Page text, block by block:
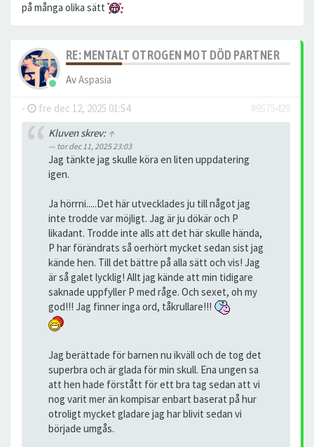
på många olika sätt
RE: MENTALT OTROGEN MOT DÖD PARTNER
AvAspasia
- fre dec 12, 2025 01:54
#9575429
Kluven skrev: ↑
tor dec 11, 2025 23:03
Jag tänkte jag skulle köra en liten uppdatering
igen.
Ja hörrni.....Det här utvecklades ju till något jag
inte trodde var möjligt. Jag är ju dökär och P
likadant. Trodde inte alls att det här skulle hända,
P har förändrats så oerhört mycket sedan sist jag
kände hen. Till det bättre på alla sätt och vis! Jag
är så galet lycklig! Allt jag kände att min tidigare
saknade uppfyller P med råge. Och sexet, oh my
god!!! Jag finner inga ord, tåkrullare!!!
Jag berättade för barnen nu ikväll och de tog det
superbra och är glada för min skull. Ena ungen sa
att hen hade förstått för ett bra tag sedan att vi
nog varit mer än kompisar enbart baserat på hur
otroligt mycket gladare jag har blivit sedan vi
började umgås.